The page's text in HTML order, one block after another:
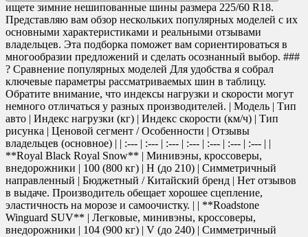
ищете зимние нешипованные шины размера 225/60 R18.
Представляю вам обзор нескольких популярных моделей с их
основными характеристиками и реальными отзывами
владельцев. Эта подборка поможет вам сориентироваться в
многообразии предложений и сделать осознанный выбор. ###
? Сравнение популярных моделей Для удобства я собрал
ключевые параметры рассматриваемых шин в таблицу.
Обратите внимание, что индексы нагрузки и скорости могут
немного отличаться у разных производителей. | Модель | Тип
авто | Индекс нагрузки (кг) | Индекс скорости (км/ч) | Тип
рисунка | Ценовой сегмент / Особенности | Отзывы
владельцев (основное) | | :--- | :--- | :--- | :--- | :--- | :--- | :--- | |
**Royal Black Royal Snow** | Минивэны, кроссоверы,
внедорожники | 100 (800 кг) | H (до 210) | Симметричный
направленный | Бюджетный / Китайский бренд | Нет отзывов
в выдаче. Производитель обещает хорошее сцепление,
эластичность на морозе и самоочистку. | | **Roadstone
Winguard SUV** | Легковые, минивэны, кроссоверы,
внедорожники | 104 (900 кг) | V (до 240) | Симметричный